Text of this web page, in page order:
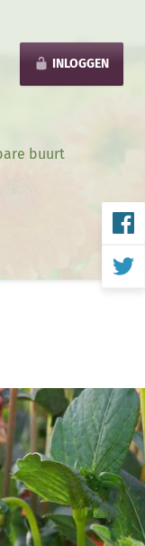
INLOGGEN
buurt